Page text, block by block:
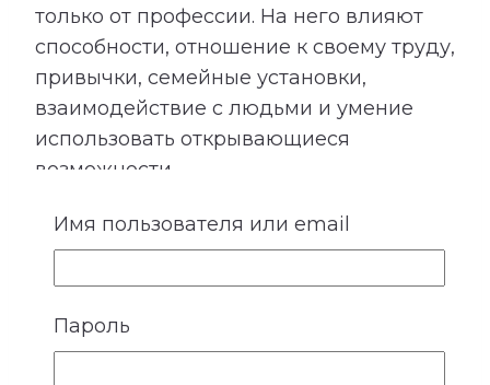
только от профессии. На него влияют
способности, отношение к своему труду,
привычки, семейные установки,
взаимодействие с людьми и умение
использовать открывающиеся
возможности.
Расшифровка категории «Деньги»
показывает подходящие направления
деятельности, качества, необходимые
для успеха, возможные причины
лишних расходов, внутренние
Имя пользователя или email
Пароль